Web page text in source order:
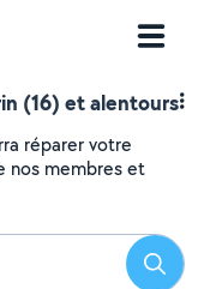
(16) et alentours
réparer votre
nos membres et